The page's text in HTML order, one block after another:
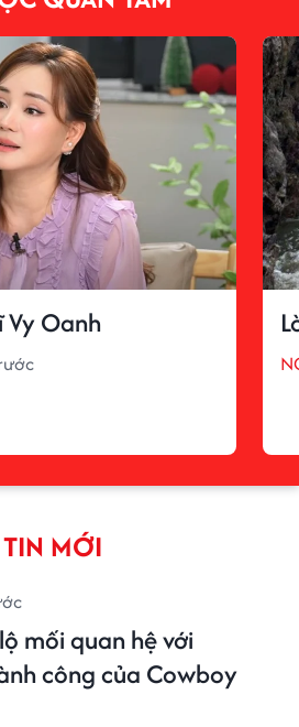
Vy Oanh
TIN MỚI
mối quan hệ với
công của Cowboy